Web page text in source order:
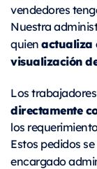
vendedores
Nuestra
quienactualiza
visualización
Los
directamente
los
Estos pedidos
encargado